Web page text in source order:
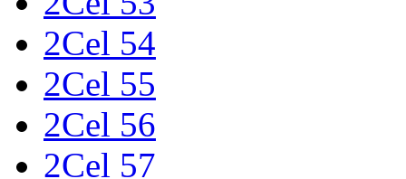
2Cel 54
2Cel 55
2Cel 56
2Cel 57